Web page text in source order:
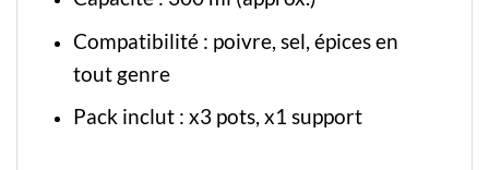
Compatibilité : poivre, sel, épices en
tout genre
Pack inclut : x3 pots, x1 support